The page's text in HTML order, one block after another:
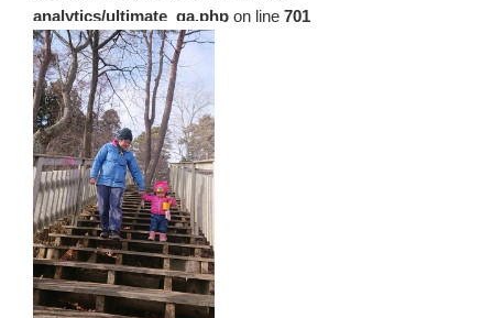
analytics/ultimate_ga.php on line 701